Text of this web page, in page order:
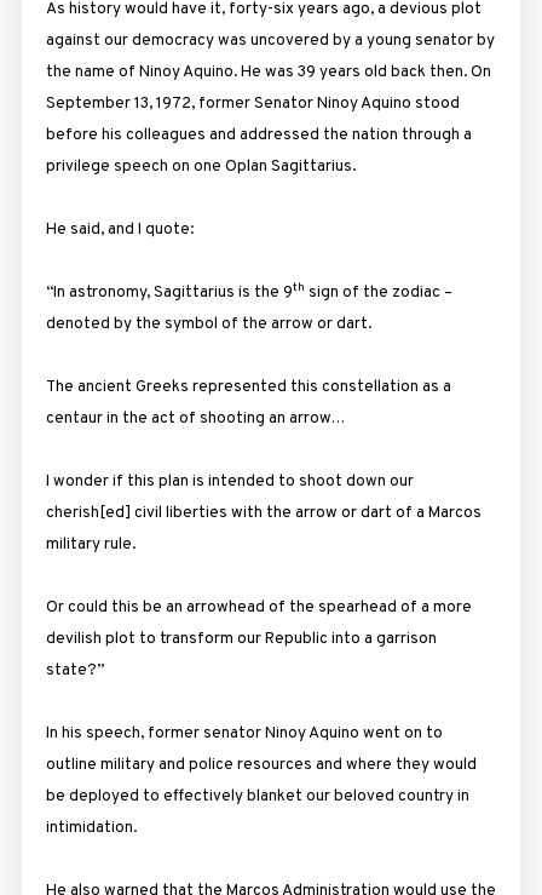
As history would have it, forty-six years ago, a devious plot
against our democracy was uncovered by a young senator by
the name of Ninoy Aquino. He was 39 years old back then. On
September 13, 1972, former Senator Ninoy Aquino stood
before his colleagues and addressed the nation through a
privilege speech on one Oplan Sagittarius.
He said, and I quote:
“In astronomy, Sagittarius is the 9th sign of the zodiac –
denoted by the symbol of the arrow or dart.
The ancient Greeks represented this constellation as a
centaur in the act of shooting an arrow…
I wonder if this plan is intended to shoot down our
cherish[ed] civil liberties with the arrow or dart of a Marcos
military rule.
Or could this be an arrowhead of the spearhead of a more
devilish plot to transform our Republic into a garrison
state?”
In his speech, former senator Ninoy Aquino went on to
outline military and police resources and where they would
be deployed to effectively blanket our beloved country in
intimidation.
He also warned that the Marcos Administration would use the